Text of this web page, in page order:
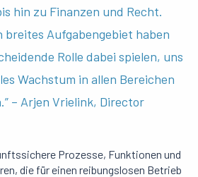
hin zu Finanzen und Recht.
breites Aufgabengebiet haben
Rolle dabei spielen, uns
Wachstum in allen Bereichen
– Arjen Vrielink, Director
Prozesse, Funktionen und
die für einen reibungslosen Betrieb